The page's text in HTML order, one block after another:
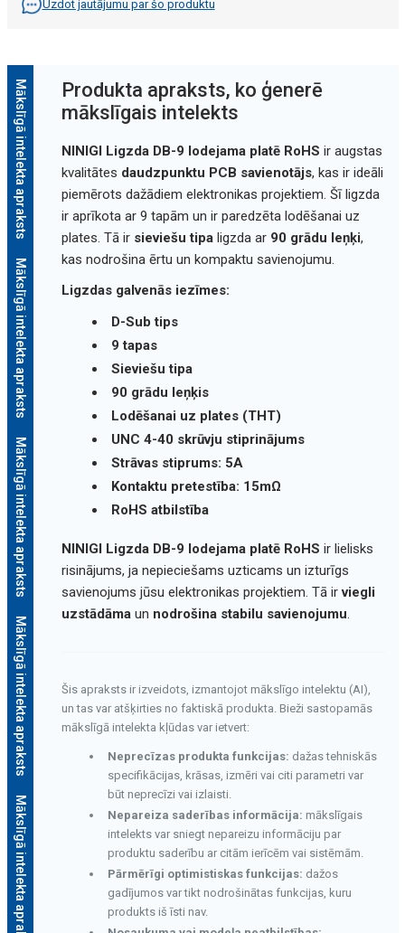
Uzdot jautājumu par šo produktu
Mākslīgā intelekta apraksts
Mākslīgā intelekta apraksts
Mākslīgā intelekta apraksts
Mākslīgā intelekta apraksts
Mākslīgā intelekta apraksts
Produkta apraksts, ko ģenerē
mākslīgais intelekts
NINIGI Ligzda DB-9 lodejama platē RoHS ir augstas
kvalitātes daudzpunktu PCB savienotājs, kas ir ideāli
piemērots dažādiem elektronikas projektiem. Šī ligzda
ir aprīkota ar 9 tapām un ir paredzēta lodēšanai uz
plates. Tā ir sieviešu tipaligzda ar 90 grādu leņķi,
kas nodrošina ērtu un kompaktu savienojumu.
Ligzdas galvenās iezīmes:
D-Sub tips
9 tapas
Sieviešu tipa
90 grādu leņķis
Lodēšanai uz plates (THT)
UNC 4-40 skrūvju stiprinājums
Strāvas stiprums: 5A
Kontaktu pretestība: 15mΩ
RoHS atbilstība
NINIGI Ligzda DB-9 lodejama platē RoHS ir lielisks
risinājums, ja nepieciešams uzticams un izturīgs
savienojums jūsu elektronikas projektiem. Tā irviegli
uzstādāmaun nodrošina stabilu savienojumu.
Šis apraksts ir izveidots, izmantojot mākslīgo intelektu (AI),
un tas var atšķirties no faktiskā produkta. Bieži sastopamās
mākslīgā intelekta kļūdas var ietvert:
Neprecīzas produkta funkcijas: dažas tehniskās
specifikācijas, krāsas, izmēri vai citi parametri var
būt neprecīzi vai izlaisti.
Nepareiza saderības informācija: mākslīgais
intelekts var sniegt nepareizu informāciju par
produktu saderību ar citām ierīcēm vai sistēmām.
Pārmērīgi optimistiskas funkcijas: dažos
gadījumos var tikt nodrošinātas funkcijas, kuru
produkts iš īsti nav.